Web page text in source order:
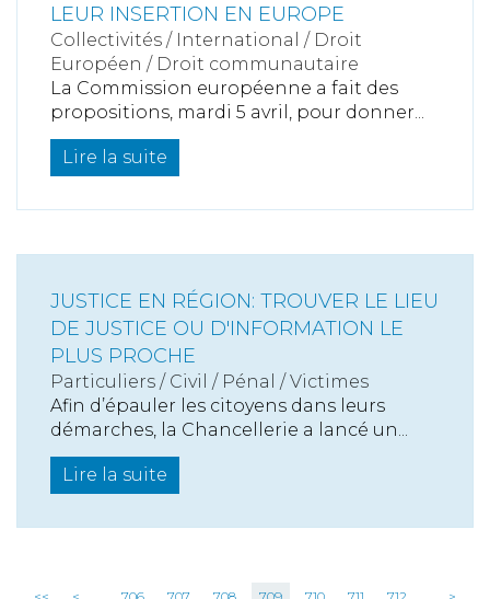
LEUR INSERTION EN EUROPE
Collectivités / International / Droit
Européen / Droit communautaire
La Commission européenne a fait des
propositions, mardi 5 avril, pour donner...
Lire la suite
JUSTICE EN RÉGION: TROUVER LE LIEU
DE JUSTICE OU D'INFORMATION LE
PLUS PROCHE
Particuliers / Civil / Pénal /Victimes
Afin d’épauler les citoyens dans leurs
démarches, la Chancellerie a lancé un...
Lire la suite